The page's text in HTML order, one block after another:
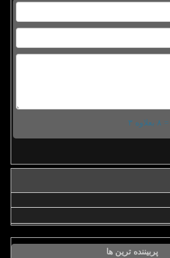
= ۸ بعلاوه ۳
پربیننده ترین ها